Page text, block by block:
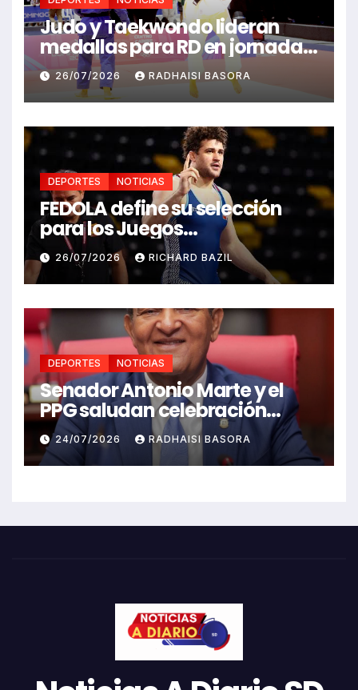
Judo y Taekwondo lideran
medallas para RD en jornada
de Juego Santo Domingo 2026
26/07/2026 RADHAISI BASORA
DEPORTES NOTICIAS
FEDOLA define su selección
para los Juegos
Centroamericanos y del
Caribe Santo Domingo 2026
26/07/2026 RICHARD BAZIL
DEPORTES NOTICIAS
Senador Antonio Marte y el
PPG saludan celebración
Juegos Centroamericanos
24/07/2026 RADHAISI BASORA